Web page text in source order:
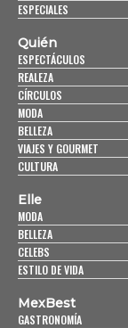
ESPECIALES
Quién
ESPECTÁCULOS
REALEZA
CÍRCULOS
MODA
BELLEZA
VIAJES Y GOURMET
CULTURA
Elle
MODA
BELLEZA
CELEBS
ESTILO DE VIDA
MexBest
GASTRONOMÍA